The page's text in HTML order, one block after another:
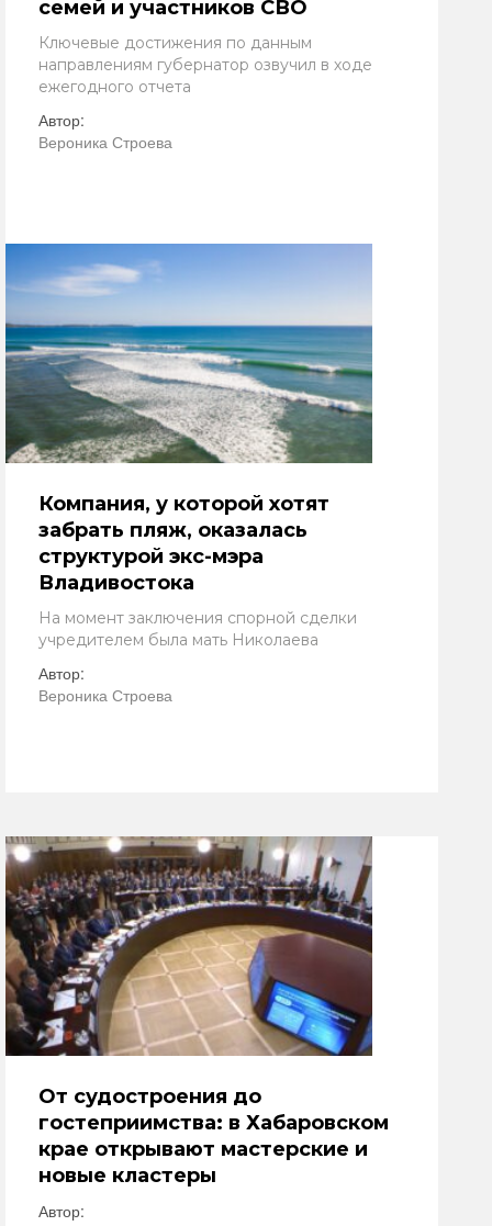
семей и участников СВО
Ключевые достижения по данным
направлениям губернатор озвучил в ходе
ежегодного отчета
Автор:
Вероника Строева
Компания, у которой хотят
забрать пляж, оказалась
структурой экс-мэра
Владивостока
На момент заключения спорной сделки
учредителем была мать Николаева
Автор:
Вероника Строева
От судостроения до
гостеприимства: в Хабаровском
крае открывают мастерские и
новые кластеры
Автор: